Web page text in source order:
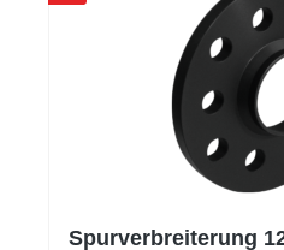
Spurverbreiterung